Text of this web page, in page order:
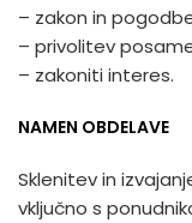
– zakon in
– privolitev
– zakoniti interes.
NAMEN OBDELAVE
Sklenitev in
vključno s